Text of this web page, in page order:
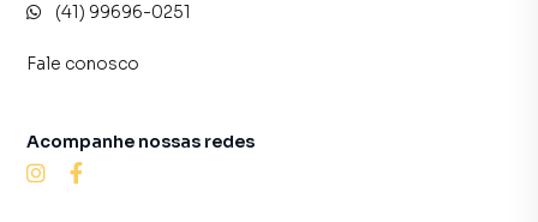
(41) 99696-0251
Fale conosco
Acompanhe nossas redes